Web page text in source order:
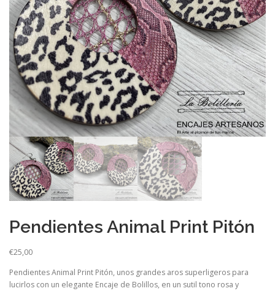
Pendientes Animal Print Pitón
€25,00
Pendientes Animal Print Pitón, unos grandes aros superligeros para
lucirlos con un elegante Encaje de Bolillos, en un sutil tono rosa y